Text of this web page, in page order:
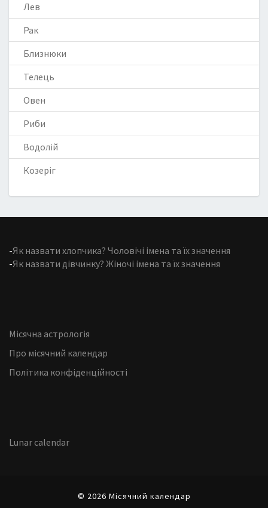
Лев
Рак
Близнюки
Телець
Овен
Риби
Водолій
Козеріг
-Як назвати хлопчика? Чоловічі імена та їх значення
-Як назвати дівчинку? Жіночі імена та їх значення
Місячна астрологія
Про місячний календар
Політика конфіденційності
Lunar calendar
© 2026 Місячний календар